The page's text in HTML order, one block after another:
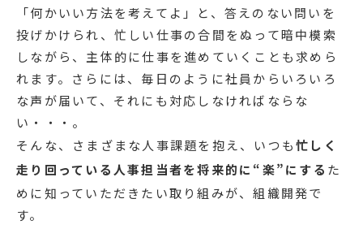
「何かいい方法を考えてよ」と、答えのない問いを
投げかけられ、忙しい仕事の合間をぬって暗中模索
しながら、主体的に仕事を進めていくことも求めら
れます。さらには、毎日のように社員からいろいろ
な声が届いて、それにも対応しなければならな
い・・・。
そんな、さまざまな人事課題を抱え、いつも忙しく
走り回っている人事担当者を将来的に“楽”にする た
めに知っていただきたい取り組みが、組織開発で
す。